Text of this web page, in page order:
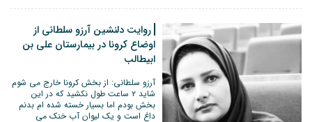
روایت دلنشین آرزو سلطانی از
اوضاع کرونا در بیمارستان علی بن
ابیطالب
آرزو سلطانی: از بخش کرونا خارج می شوم
شاید ۲ ساعت طول نکشید که در این
بخش بودم اما بسیار خسته شده ام بدنم
داغ است و یک لیوان آب خنک می